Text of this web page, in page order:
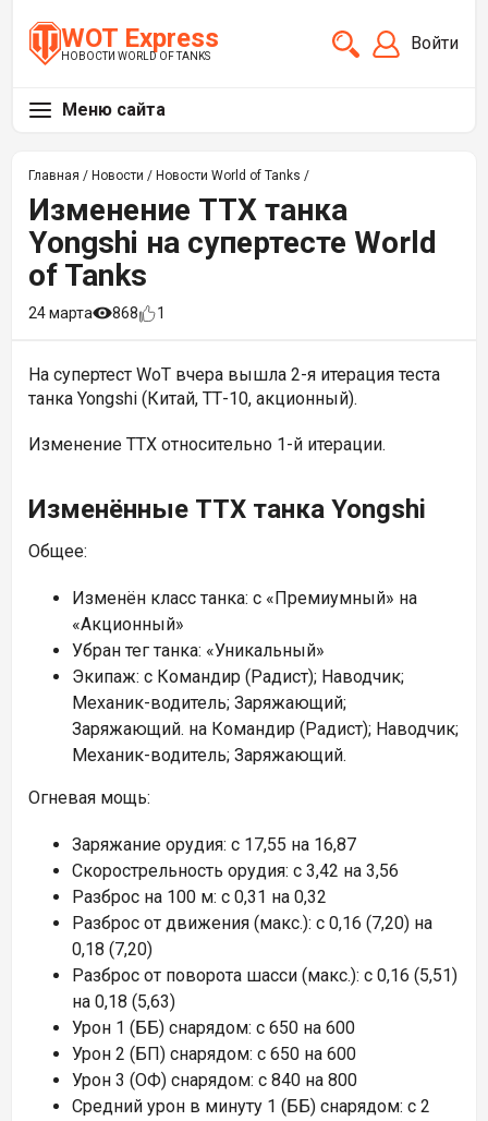
WOT Express
НОВОСТИ WORLD OF TANKS
Войти
Меню сайта
Главная / Новости / Новости World of Tanks /
Изменение ТТХ танка
Yongshi на супертесте World
of Tanks
24 марта 868 1
На супертест WoT вчера вышла 2-я итерация теста
танка Yongshi (Китай, ТТ-10, акционный).
Изменение ТТХ относительно 1-й итерации.
Изменённые ТТХ танка Yongshi
Общее:
Изменён класс танка: с «Премиумный» на
«Акционный»
Убран тег танка: «Уникальный»
Экипаж: c Командир (Радист); Наводчик;
Механик-водитель; Заряжающий;
Заряжающий. на Командир (Радист); Наводчик;
Механик-водитель; Заряжающий.
Огневая мощь:
Заряжание орудия: c 17,55 на 16,87
Скорострельность орудия: c 3,42 на 3,56
Разброс на 100 м: c 0,31 на 0,32
Разброс от движения (макс.): c 0,16 (7,20) на
0,18 (7,20)
Разброс от поворота шасси (макс.): c 0,16 (5,51)
на 0,18 (5,63)
Урон 1 (ББ) снарядом: c 650 на 600
Урон 2 (БП) снарядом: c 650 на 600
Урон 3 (ОФ) снарядом: c 840 на 800
Средний урон в минуту 1 (ББ) снарядом: c 2